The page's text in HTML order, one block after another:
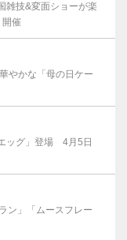
雑技&変面ショーが楽
催
やかな「母の日ケー
ッグ」登場 4月5日
ン」「ムースフレー